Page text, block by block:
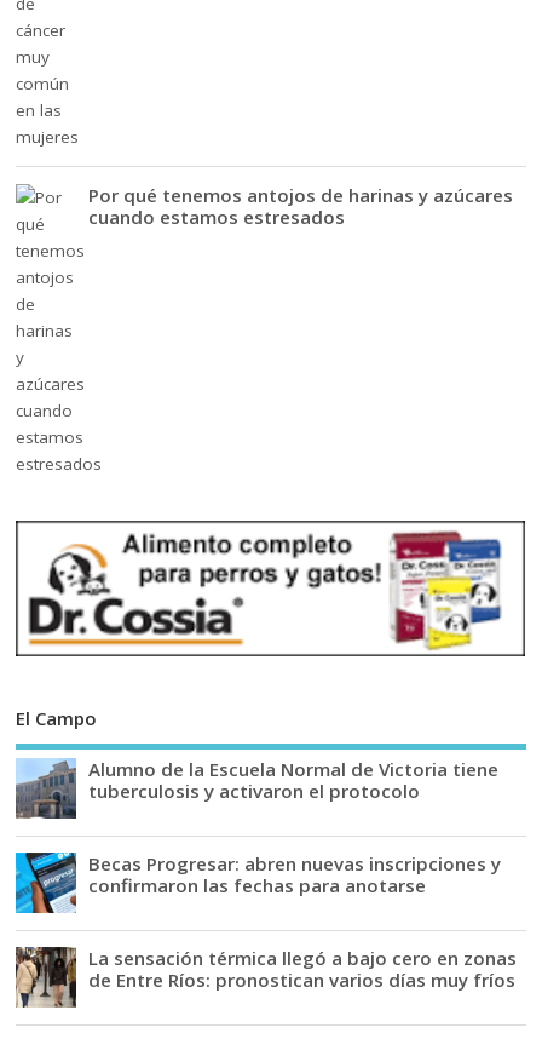
Por qué tenemos antojos de harinas y azúcares
cuando estamos estresados
El Campo
Alumno de la Escuela Normal de Victoria tiene
tuberculosis y activaron el protocolo
Becas Progresar: abren nuevas inscripciones y
confirmaron las fechas para anotarse
La sensación térmica llegó a bajo cero en zonas
de Entre Ríos: pronostican varios días muy fríos